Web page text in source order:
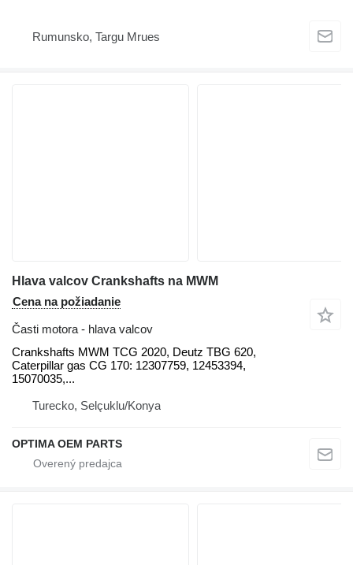
Rumunsko, Targu Mrues
Hlava valcov Crankshafts na MWM
Cena na požiadanie
Časti motora - hlava valcov
Crankshafts MWM TCG 2020, Deutz TBG 620,
Caterpillar gas CG 170: 12307759, 12453394,
15070035,...
Turecko, Selçuklu/Konya
OPTIMA OEM PARTS